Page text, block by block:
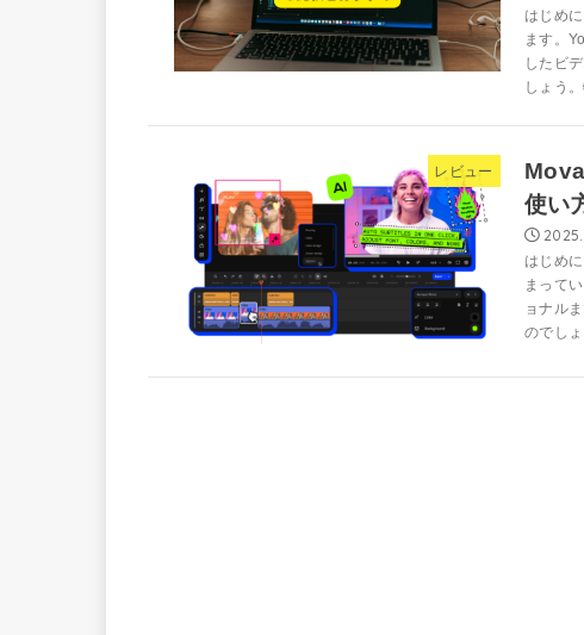
はじめ
ます。
したビ
しょう
レビュー
使い
はじめ
まって
ョナル
のでし